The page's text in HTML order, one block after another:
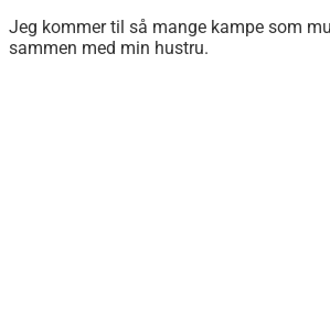
Jeg kommer til så mange kampe som
sammen med min hustru.